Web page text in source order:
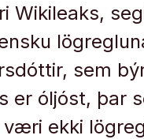
Wikileaks,
sem
er óljóst, þar
ekki